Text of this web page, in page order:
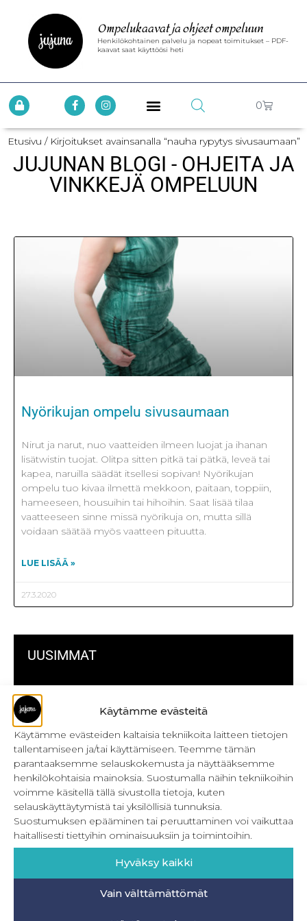
Käytämme evästeitä
Käytämme evästeiden kaltaisia tekniikoita laitteen tietojen
tallentamiseen ja/tai käyttämiseen. Teemme tämän
parantaaksemme selauskokemusta ja näyttääksemme
henkilökohtaisia mainoksia. Suostumalla näihin tekniikoihin
voimme käsitellä tällä sivustolla tietoja, kuten
selauskäyttäytymistä tai yksilöllisiä tunnuksia.
Suostumuksen epääminen tai peruuttaminen voi vaikuttaa
haitallisesti tiettyihin ominaisuuksiin ja toimintoihin.
Hyväksy kaikki
Vain välttämättömät
Ompelukaavat ja ohjeet ompeluun
Henkilökohtainen palvelu ja nopeat toimitukset – PDF-
kaavat saat käyttöösi heti
0
Etusivu / Kirjoitukset avainsanalla “nauha rypytys sivusaumaan”
JUJUNAN BLOGI - OHJEITA JA
VINKKEJÄ OMPELUUN
UUSIMMAT
Kulmikas pussukka kaava Särmä
Bokserikuminauhan ompelu
Metrivetoketjun käyttö
Metrivetoketjun lukon pujottaminen
Onnistu joustavien vaatteiden ompelussa
Laakasauman ompelu saumurilla
Jujunan ompelubingo heinä-joulukuulle
Retkeilyhousujen materiaalit ja tarvikkeet
Nyörikujan ompelu sivusaumaan
Nirut ja narut, nuo vaatteiden ilmeen luojat ja ihanan
lisätwistin tuojat. Olitpa sitten pitkä tai pätkä, leveä tai
kapea, naruilla säädät itsellesi sopivan! Nyörikujan
ompelu tuo kivaa ilmettä mekkoon, paitaan, toppiin,
hameeseen, housuihin tai hihoihin. Saat lisää tilaa
vaatteeseen sinne missä nyörikuja on, mutta sillä
voidaan säätää myös vaatteen pituutta.
LUE LISÄÄ »
27.3.2020